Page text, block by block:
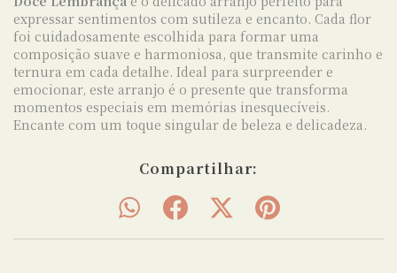
expressar sentimentos com sutileza e encanto. Cada flor
foi cuidadosamente escolhida para formar uma
composição suave e harmoniosa, que transmite carinho e
ternura em cada detalhe. Ideal para surpreender e
emocionar, este arranjo é o presente que transforma
momentos especiais em memórias inesquecíveis.
Encante com um toque singular de beleza e delicadeza.
Compartilhar: